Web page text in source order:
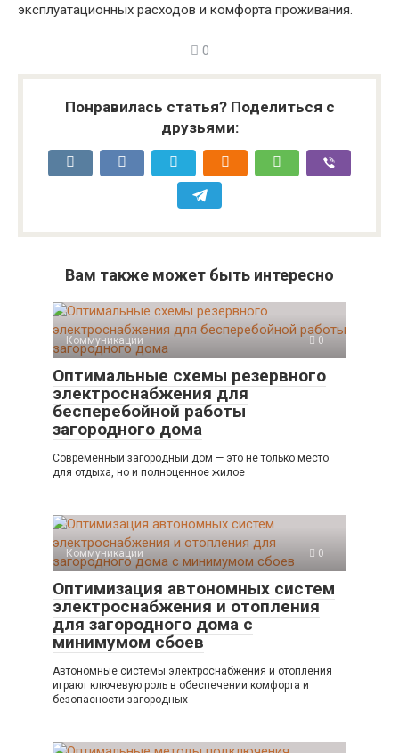
эксплуатационных расходов и комфорта проживания.
0
Понравилась статья? Поделиться с
друзьями:
Вам также может быть интересно
Коммуникации 0
Оптимальные схемы резервного
электроснабжения для
бесперебойной работы
загородного дома
Современный загородный дом — это не только место
для отдыха, но и полноценное жилое
Коммуникации 0
Оптимизация автономных систем
электроснабжения и отопления
для загородного дома с
минимумом сбоев
Автономные системы электроснабжения и отопления
играют ключевую роль в обеспечении комфорта и
безопасности загородных